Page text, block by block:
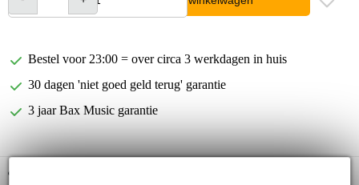
Bestel voor 23:00 = over circa 3 werkdagen in huis
30 dagen 'niet goed geld terug' garantie
3 jaar Bax Music garantie